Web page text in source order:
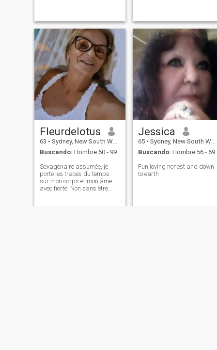
Fleurdelotus
63 • Sydney, New South Wales, Australia
Buscando: Hombre 60 - 99
Sexagénaire assumée, je
porte les traces du temps
sur mon corps et mon âme
avec fierté. Non sans être
Jessica
65 • Sydney, New South Wales, Australia
Buscando: Hombre 56 - 69
Fun loving honest and down
to earth